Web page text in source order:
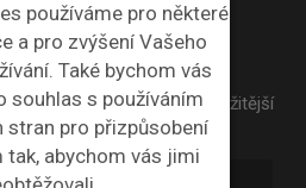
používáme pro některé
a pro zvýšení Vašeho
Také bychom vás
souhlas s používáním
stran pro přizpůsobení
tak, abychom vás jimi
budeme zasílat ty nejdůležitější
1x týdně.